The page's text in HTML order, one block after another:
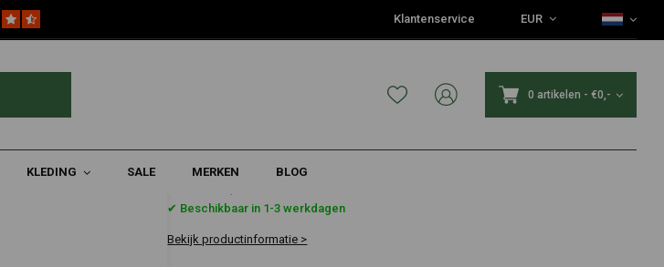
Klantenservice EUR
0 artikelen - €0,-
KLEDING SALE MERKEN BLOG
Tweetonige Luchthoorn Met Deksel
€173,84
✔ Beschikbaar in 1-3 werkdagen
Bekijk productinformatie >